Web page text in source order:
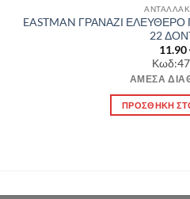
EASTMAN ΓΡΑΝΑΖΙ
22
11.90
ΆΜΕΣΑ
ΠΡΟΣΘΉΚΗ